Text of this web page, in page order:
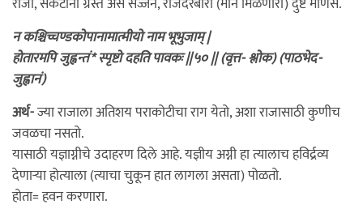
न कश्चिच्चण्डकोपानामात्मीयो नाम भूभुजाम् |
होतारमपि जुह्वन्तं* स्पृष्टो दहति पावकः ||५० || (वृत्त- श्लोक) (पाठभेद-
जुह्वानं)
अर्थ-ज्या राजाला अतिशय पराकोटीचा राग येतो, अशा राजासाठी कुणीच
जवळचा नसतो.
यासाठी यज्ञाग्नीचे उदाहरण दिले आहे. यज्ञीय अग्नी हा त्यालाच हविर्द्रव्य
देणार्‍या होत्याला (त्याचा चुकून हात लागला असता) पोळतो.
होता= हवन करणारा.